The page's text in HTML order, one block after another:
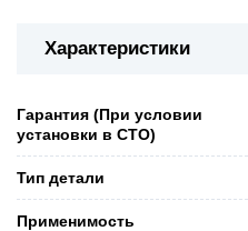
Характеристики
Гарантия (При условии
установки в СТО)
Тип детали
Применимость